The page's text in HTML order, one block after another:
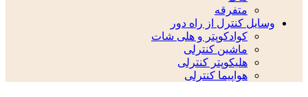
متفرقه
وسایل کنترل از راه دور
کوادکوپتر و هلی شات
ماشین کنترلی
هلیکوپتر کنترلی
هواپیما کنترلی